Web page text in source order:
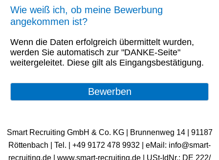
Wie weiß ich, ob meine Bewerbung
angekommen ist?
Wenn die Daten erfolgreich übermittelt wurden,
werden Sie automatisch zur "DANKE-Seite"
weitergeleitet. Diese gilt als Eingangsbestätigung.
Smart Recruiting GmbH & Co. KG | Brunnenweg 14 | 91187
Röttenbach | ​Tel. | +49 9172 478 9932 | eMail: info@smart-
recruiting.de | www.smart-recruiting.de | USt-IdNr.: DE 222/